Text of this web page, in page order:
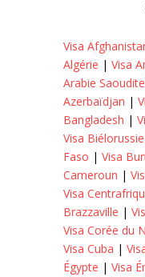
Visa
Algérie | Visa
Arabie Saoudite
Azerbaïdjan |
Bangladesh |
Visa Biélorussie
Faso | Visa
Cameroun |
Visa
Brazzaville |
Visa Corée du
Visa Cuba |
Égypte | Visa